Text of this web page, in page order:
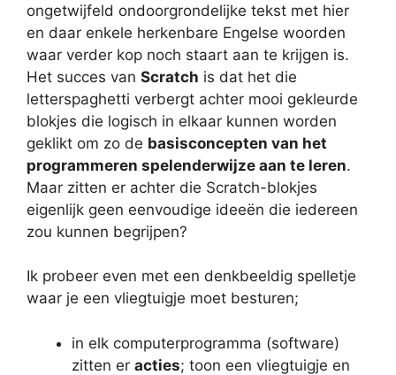
ongetwijfeld ondoorgrondelijke tekst met hier
en daar enkele herkenbare Engelse woorden
waar verder kop noch staart aan te krijgen is.
Het succes van Scratch is dat het die
letterspaghetti verbergt achter mooi gekleurde
blokjes die logisch in elkaar kunnen worden
geklikt om zo de basisconcepten van het
programmeren spelenderwijze aan te leren.
Maar zitten er achter die Scratch-blokjes
eigenlijk geen eenvoudige ideeën die iedereen
zou kunnen begrijpen?
Ik probeer even met een denkbeeldig spelletje
waar je een vliegtuigje moet besturen;
in elk computerprogramma (software)
zitten er acties; toon een vliegtuigje en